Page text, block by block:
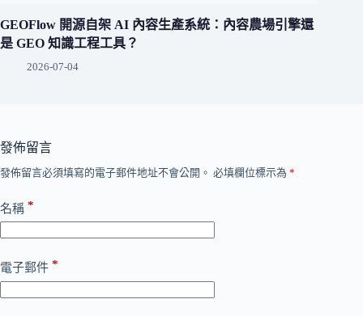
GEOFlow 開源自架 AI 內容生產系統：內容農場引擎還
是 GEO 知識工程工具？
2026-07-04
發佈留言
發佈留言必須填寫的電子郵件地址不會公開。 必填欄位標示為 *
名稱 *
電子郵件 *